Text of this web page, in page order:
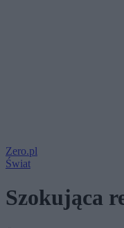
Zero.pl
Świat
Szokująca